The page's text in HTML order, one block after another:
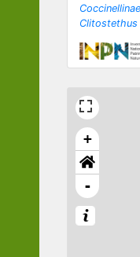
Coccinellinae
Clitostethus
+
-